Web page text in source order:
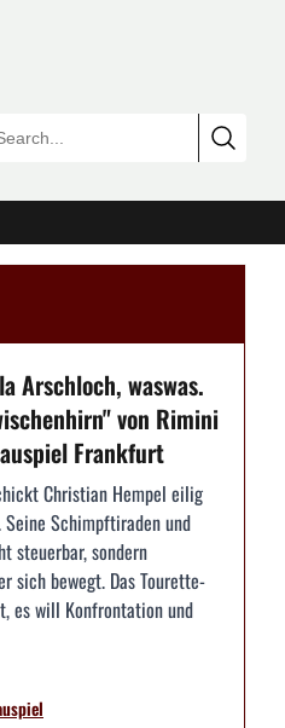
Arschloch, waswas.
von Rimini
Frankfurt
Christian Hempel eilig
Schimpftiraden und
steuerbar, sondern
sich bewegt. Das Tourette-
es will Konfrontation und